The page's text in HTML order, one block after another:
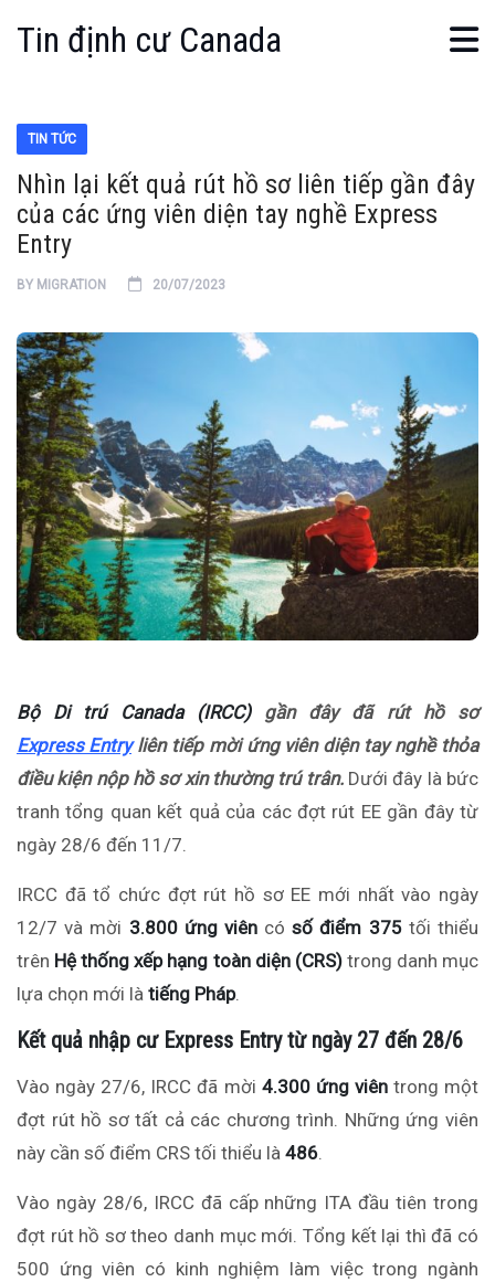
Tin định cư Canada
TIN TỨC
Nhìn lại kết quả rút hồ sơ liên tiếp gần đây
của các ứng viên diện tay nghề Express
Entry
BY MIGRATION 20/07/2023
Bộ Di trú Canada (IRCC)gần đây đã rút hồ sơ
Express Entryliên tiếp mời ứng viên diện tay nghề thỏa
điều kiện nộp hồ sơ xin thường trú trân. Dưới đây là bức
tranh tổng quan kết quả của các đợt rút EE gần đây từ
ngày 28/6 đến 11/7.
IRCC đã tổ chức đợt rút hồ sơ EE mới nhất vào ngày
12/7 và mời 3.800 ứng viêncósố điểm 375tối thiểu
trên Hệ thống xếp hạng toàn diện (CRS)trong danh mục
lựa chọn mới là tiếng Pháp.
Kết quả nhập cư Express Entry từ ngày 27 đến 28/6
Vào ngày 27/6, IRCC đã mời 4.300 ứng viêntrong một
đợt rút hồ sơ tất cả các chương trình. Những ứng viên
này cần số điểm CRS tối thiểu là 486.
Vào ngày 28/6, IRCC đã cấp những ITA đầu tiên trong
đợt rút hồ sơ theo danh mục mới. Tổng kết lại thì đã có
500 ứng viên có kinh nghiệm làm việc trong ngành